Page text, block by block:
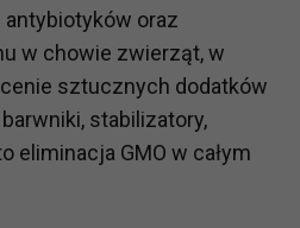
oraz
w chowie zwierząt, w
sztucznych dodatków
stabilizatory,
eliminacja GMO w całym